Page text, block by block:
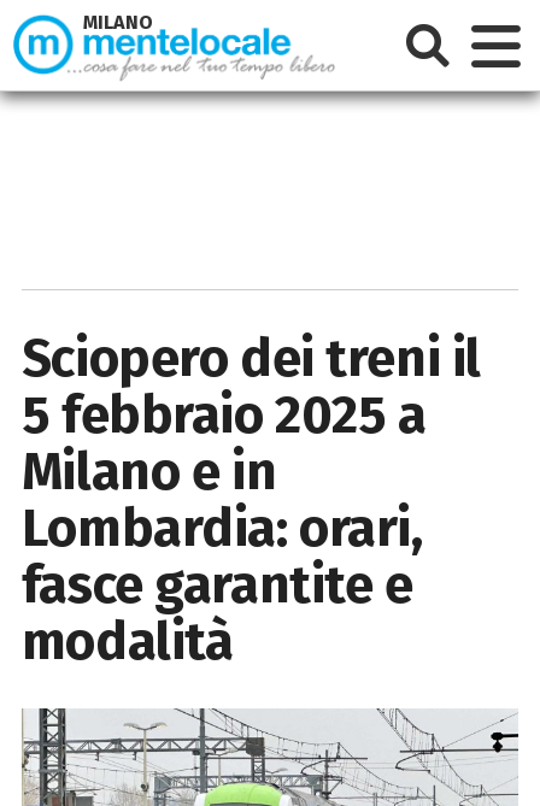
Sciopero dei treni il
5 febbraio 2025 a
Milano e in
Lombardia: orari,
fasce garantite e
modalità
MILANO